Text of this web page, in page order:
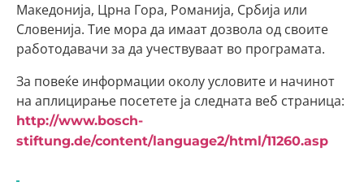
Македонија, Црна Гора, Романија, Србија или
Словенија. Тие мора да имаат дозвола од своите
работодавачи за да учествуваат во програмата.
За повеќе информации околу условите и начинот
на аплицирање посетете ја следната веб страница:
http://www.bosch-
stiftung.de/content/language2/html/11260.asp